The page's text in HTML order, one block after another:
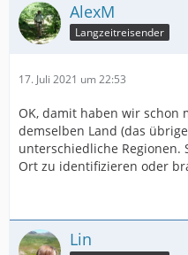
AlexM
Langzeitreisender
17. Juli 2021 um 22:53
OK, damit haben wir schon
demselben Land (das
unterschiedliche Regionen.
Ort zu identifizieren oder
Lin